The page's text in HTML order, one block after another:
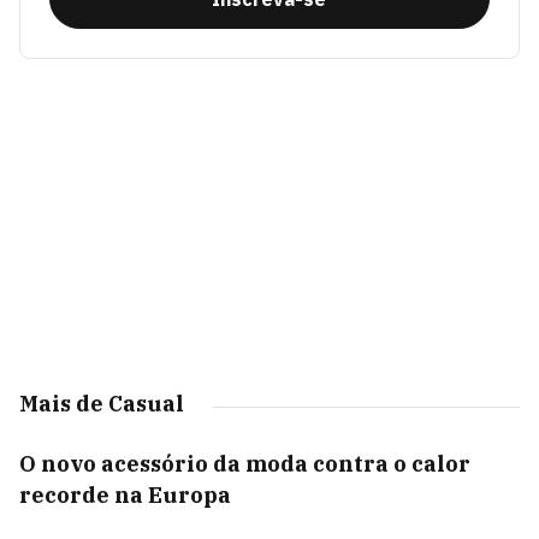
Mais de Casual
O novo acessório da moda contra o calor
recorde na Europa